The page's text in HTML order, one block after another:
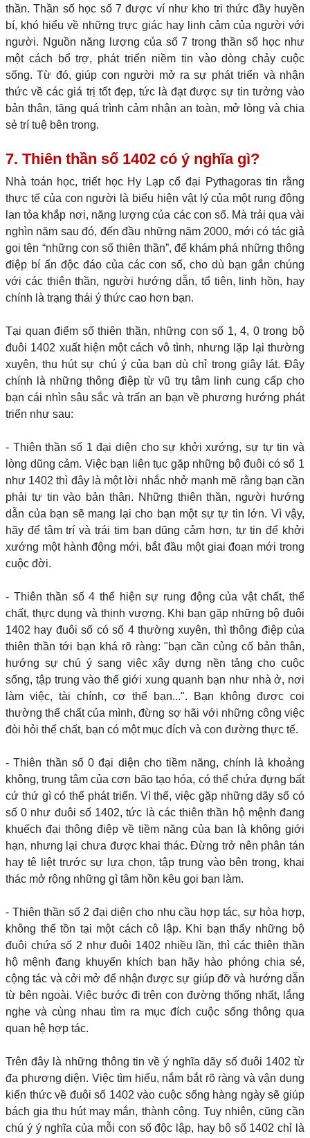
thần. Thần số học số 7 được ví như kho tri thức đầy huyền
bí, khó hiểu về những trực giác hay linh cảm của người với
người. Nguồn năng lượng của số 7 trong thần số học như
một cách bổ trợ, phát triển niềm tin vào dòng chảy cuộc
sống. Từ đó, giúp con người mở ra sự phát triển và nhận
thức về các giá trị tốt đẹp, tức là đạt được sự tin tưởng vào
bản thân, tăng quá trình cảm nhận an toàn, mở lòng và chia
sẻ trí tuệ bên trong.
7. Thiên thần số 1402 có ý nghĩa gì?
Nhà toán học, triết học Hy Lạp cổ đại Pythagoras tin rằng
thực tế của con người là biểu hiện vật lý của một rung động
lan tỏa khắp nơi, năng lượng của các con số. Mà trải qua vài
nghìn năm sau đó, đến đầu những năm 2000, mới có tác giả
gọi tên “những con số thiên thần”, để khám phá những thông
điệp bí ẩn độc đáo của các con số, cho dù bạn gắn chúng
với các thiên thần, người hướng dẫn, tổ tiên, linh hồn, hay
chính là trạng thái ý thức cao hơn bạn.
Tại quan điểm số thiên thần, những con số 1, 4, 0 trong bộ
đuôi 1402 xuất hiện một cách vô tình, nhưng lặp lại thường
xuyên, thu hút sự chú ý của bạn dù chỉ trong giây lát. Đây
chính là những thông điệp từ vũ trụ tâm linh cung cấp cho
bạn cái nhìn sâu sắc và trấn an bạn về phương hướng phát
triển như sau:
- Thiên thần số 1 đại diện cho sự khởi xướng, sự tự tin và
lòng dũng cảm. Việc bạn liên tục gặp những bộ đuôi có số 1
như 1402 thì đây là một lời nhắc nhở mạnh mẽ rằng bạn cần
phải tự tin vào bản thân. Những thiên thần, người hướng
dẫn của bạn sẽ mang lại cho bạn một sự tự tin lớn. Vì vậy,
hãy để tâm trí và trái tim bạn dũng cảm hơn, tự tin để khởi
xướng một hành động mới, bắt đầu một giai đoạn mới trong
cuộc đời.
- Thiên thần số 4 thể hiện sự rung động của vật chất, thể
chất, thực dụng và thịnh vượng. Khi bạn gặp những bộ đuôi
1402 hay đuôi số có số 4 thường xuyên, thì thông điệp của
thiên thần tới bạn khá rõ ràng: "bạn cần củng cố bản thân,
hướng sự chú ý sang việc xây dựng nền tảng cho cuộc
sống, tập trung vào thế giới xung quanh bạn như nhà ở, nơi
làm việc, tài chính, cơ thể bạn...". Bạn không được coi
thường thể chất của mình, đừng sợ hãi với những công việc
đòi hỏi thể chất, bạn có một mục đích và con đường thực tế.
- Thiên thần số 0 đại diện cho tiềm năng, chính là khoảng
không, trung tâm của cơn bão tạo hóa, có thể chứa đựng bất
cứ thứ gì có thể phát triển. Vì thế, việc gặp những dãy số có
số 0 như đuôi số 1402, tức là các thiên thần hộ mệnh đang
khuếch đại thông điệp về tiềm năng của bạn là không giới
hạn, nhưng lại chưa được khai thác. Đừng trở nên phân tán
hay tê liệt trước sự lựa chọn, tập trung vào bên trong, khai
thác mở rộng những gì tâm hồn kêu gọi bạn làm.
- Thiên thần số 2 đại diện cho nhu cầu hợp tác, sự hòa hợp,
không thể tồn tại một cách cô lập. Khi bạn thấy những bộ
đuôi chứa số 2 như đuôi 1402 nhiều lần, thì các thiên thần
hộ mệnh đang khuyến khích bạn hãy hào phóng chia sẻ,
cộng tác và cởi mở để nhận được sự giúp đỡ và hướng dẫn
từ bên ngoài. Việc bước đi trên con đường thống nhất, lắng
nghe và cùng nhau tìm ra mục đích cuộc sống thông qua
quan hệ hợp tác.
Trên đây là những thông tin về ý nghĩa dãy số đuôi 1402 từ
đa phương diện. Việc tìm hiểu, nắm bắt rõ ràng và vận dụng
kiến thức về đuôi số 1402 vào cuộc sống hàng ngày sẽ giúp
bách gia thu hút may mắn, thành công. Tuy nhiên, cũng cần
chú ý ý nghĩa của mỗi con số độc lập, hay bộ số 1402 chỉ là